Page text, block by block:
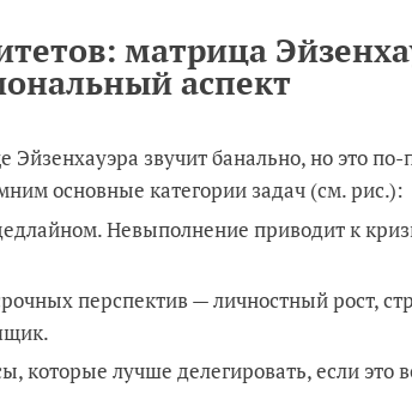
матрица
аспект
Эйзенхауэра звучит банально, но это
основные категории задач (см. рис.):
Невыполнение приводит к
перспектив — личностный рост,
которые лучше делегировать, если это